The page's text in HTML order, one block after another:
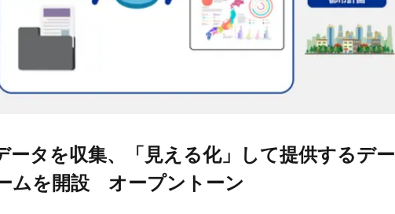
ータを収集、「見える化」して提供するデー
ムを開設 オープントーン